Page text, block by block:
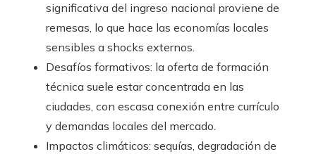
significativa del ingreso nacional proviene de
remesas, lo que hace las economías locales
sensibles a shocks externos.
Desafíos formativos: la oferta de formación
técnica suele estar concentrada en las
ciudades, con escasa conexión entre currículo
y demandas locales del mercado.
Impactos climáticos: sequías, degradación de